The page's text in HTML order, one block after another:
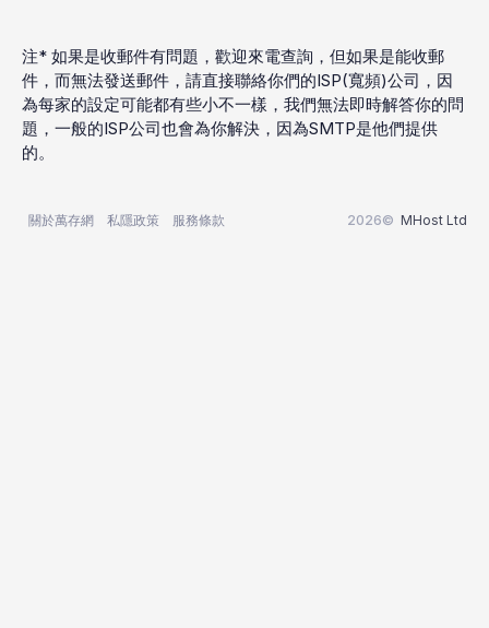
注* 如果是收郵件有問題，歡迎來電查詢，但如果是能收郵
件，而無法發送郵件，請直接聯絡你們的ISP(寬頻)公司，因
為每家的設定可能都有些小不一樣，我們無法即時解答你的問
題，一般的ISP公司也會為你解決，因為SMTP是他們提供
的。
2026© MHost Ltd
關於萬存網 私隱政策 服務條款